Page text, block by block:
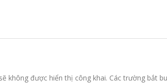
không được hiển thị công khai. Các trường bắt